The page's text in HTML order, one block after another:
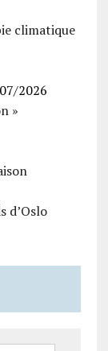
climatique
2026
»
d’Oslo